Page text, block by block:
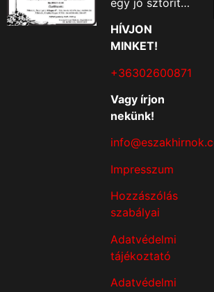
HÍVJON
MINKET!
+36302600871
Vagy írjon
nekünk!
Impresszum
Hozzászólás
szabályai
Adatvédelmi
tájékoztató
Adatvédelmi